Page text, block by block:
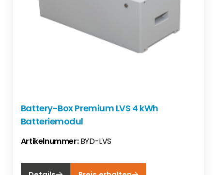
Battery-Box Premium LVS 4 kWh
Batteriemodul
Artikelnummer:BYD-LVS